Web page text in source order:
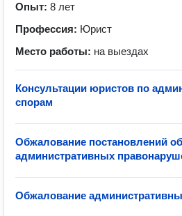
Опыт: 8 лет
Профессия: Юрист
Место работы: на выездах
Консультации юристов по
спорам
Обжалование постановлений об
административных
Обжалование